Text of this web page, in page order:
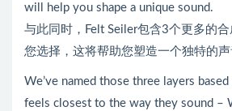
will help you shape a unique sound.
与此同时，Felt Seiler包含3个更多的
您选择，这将帮助您塑造一个独特的声
We’ve named those three layers
feels closest to the way they sound –